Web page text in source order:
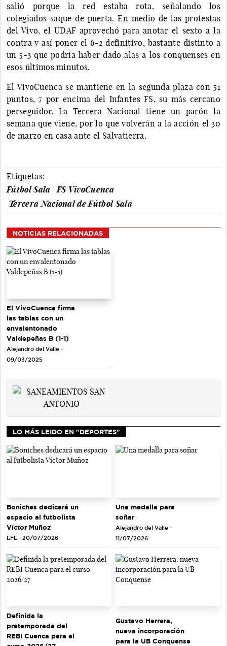
salió porque la red estaba rota, señalando los
colegiados saque de puerta. En medio de las protestas
del Vivo, el UDAF aprovechó para anotar el sexto a la
contra y así poner el 6-2 definitivo, bastante distinto a
un 5-3 que podría haber dado alas a los conquenses en
esos últimos minutos.
El VivoCuenca se mantiene en la segunda plaza con 51
puntos, 7 por encima del Infantes FS, su más cercano
perseguidor. La Tercera Nacional tiene un parón la
semana que viene, por lo que volverán a la acción el 30
de marzo en casa ante el Salvatierra.
Etiquetas:
Fútbol Sala
FS VivoCuenca
Tercera Nacional de Fútbol Sala
NOTICIAS RELACIONADAS
El VivoCuenca firma
las tablas con un
envalentonado
Valdepeñas B (1-1)
Alejandro del Valle -
09/03/2025
LO MÁS LEIDO EN "DEPORTES"
Boniches dedicará un
espacio al futbolista
Víctor Muñoz
EFE - 20/07/2026
Una medalla para
soñar
Alejandro del Valle -
11/07/2026
Definida la
pretemporada del
REBI Cuenca para el
Gustavo Herrera,
nueva incorporación
para la UB Conquense